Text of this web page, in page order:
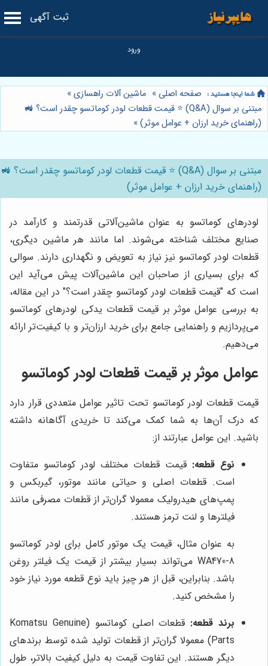
ثبت آگهی
صفحه اصلی » ماشین آلات راهسازی»
مبتنی بر سوال (Q&A) ⭐️ قیمت قطعات لودر کوماتسو چقدر است؟ 🚜
(راهنمای خرید ارزان + عوامل موثر)»
مبتنی بر سوال (Q&A) ⭐️ قیمت قطعات لودر کوماتسو چقدر است؟ 🚜
(راهنمای خرید ارزان + عوامل موثر)
لودرهای کوماتسو به عنوان ماشین‌آلاتی قدرتمند و کارآمد در
صنایع مختلف شناخته می‌شوند. اما مانند هر ماشین دیگری،
قطعات لودر کوماتسو نیز نیاز به تعویض و نگهداری دارند. سوالی
که برای بسیاری از صاحبان این ماشین‌آلات پیش می‌آید این
است که "قیمت قطعات لودر کوماتسو چقدر است؟" در این مقاله،
به بررسی عوامل موثر بر قیمت قطعات یدکی لودرهای کوماتسو
می‌پردازیم و راهنمایی جامع برای خرید ارزان‌تر و با کیفیت‌تر ارائه
می‌دهیم.
عوامل موثر بر قیمت قطعات لودر کوماتسو
قیمت قطعات لودر کوماتسو تحت تاثیر عوامل متعددی قرار دارد
که درک آن‌ها به شما کمک می‌کند تا خریدی آگاهانه داشته
باشید. این عوامل عبارتند از:
نوع قطعه: قیمت قطعات مختلف لودر کوماتسو متفاوت
است. قطعات اصلی و حیاتی مانند موتور، گیربکس و
پمپ‌های هیدرولیک معمولا گران‌تر از قطعات مصرفی مانند
فیلترها و لنت ترمز هستند.
به عنوان مثال، قیمت یک موتور کامل برای لودر کوماتسو
WA470-8 می‌تواند بسیار بیشتر از قیمت یک فیلتر روغن
باشد. بنابراین، قبل از هر چیز باید نوع قطعه مورد نیاز خود
را مشخص کنید.
برند قطعه:
قطعات اصلی کوماتسو (Komatsu Genuine
Parts) معمولا گران‌تر از قطعات تولید شده توسط برندهای
دیگر هستند. این تفاوت قیمت به دلیل کیفیت بالاتر، طول